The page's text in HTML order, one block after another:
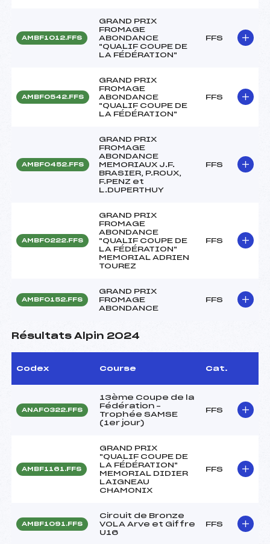
AMBF1012.FFS
GRAND PRIX
FROMAGE
ABONDANCE
"QUALIF COUPE DE
LA FÉDÉRATION"
FFS
AMBF0542.FFS
GRAND PRIX
FROMAGE
ABONDANCE
"QUALIF COUPE DE
LA FÉDÉRATION"
FFS
AMBF0452.FFS
GRAND PRIX
FROMAGE
ABONDANCE
MEMORIAUX J.F.
BRASIER, P.ROUX,
F.PENZ et
L.DUPERTHUY
FFS
AMBF0222.FFS
GRAND PRIX
FROMAGE
ABONDANCE
"QUALIF COUPE DE
LA FÉDÉRATION"
MEMORIAL ADRIEN
TOUREZ
FFS
AMBF0152.FFS
GRAND PRIX
FROMAGE
ABONDANCE
FFS
Résultats Alpin 2024
Codex Course Cat.
ANAF0322.FFS
13ème Coupe de la
Fédération –
Trophée SAMSE
(1er jour)
FFS
AMBF1161.FFS
GRAND PRIX
"QUALIF COUPE DE
LA FÉDÉRATION"
MEMORIAL DIDIER
LAIGNEAU
CHAMONIX
FFS
AMBF1091.FFS
Circuit de Bronze
VOLA Arve et Giffre
U16
FFS